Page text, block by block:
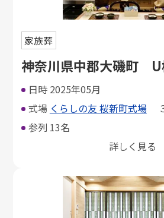
家族葬
神奈川県中郡大磯町
日時 2025年05月
式場 くらしの友 桜新町式場
参列 13名
詳しく見る